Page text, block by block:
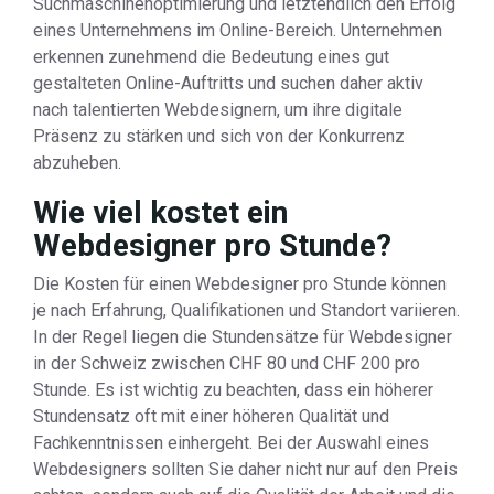
eines Unternehmens im Online-Bereich. Unternehmen
erkennen zunehmend die Bedeutung eines gut
gestalteten Online-Auftritts und suchen daher aktiv
nach talentierten Webdesignern, um ihre digitale
Präsenz zu stärken und sich von der Konkurrenz
abzuheben.
Wie viel kostet ein
Webdesigner pro Stunde?
Die Kosten für einen Webdesigner pro Stunde können
je nach Erfahrung, Qualifikationen und Standort variieren.
In der Regel liegen die Stundensätze für Webdesigner
in der Schweiz zwischen CHF 80 und CHF 200 pro
Stunde. Es ist wichtig zu beachten, dass ein höherer
Stundensatz oft mit einer höheren Qualität und
Fachkenntnissen einhergeht. Bei der Auswahl eines
Webdesigners sollten Sie daher nicht nur auf den Preis